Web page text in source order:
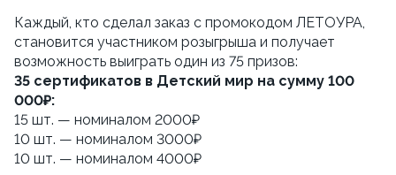
Каждый, кто сделал заказ с промокодом ЛЕТОУРА,
становится участником розыгрыша и получает
возможность выиграть один из 75 призов:
35 сертификатов в Детский мир на сумму 100
000₽:
15 шт. — номиналом 2000₽
10 шт. — номиналом 3000₽
10 шт. — номиналом 4000₽